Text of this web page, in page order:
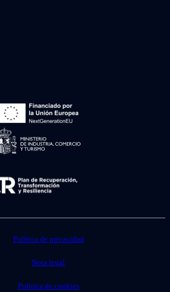
Política de privacidad
Nota legal
Política de cookies